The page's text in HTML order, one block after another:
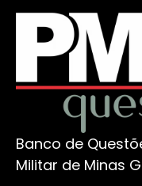
Banco de
Militar de Minas